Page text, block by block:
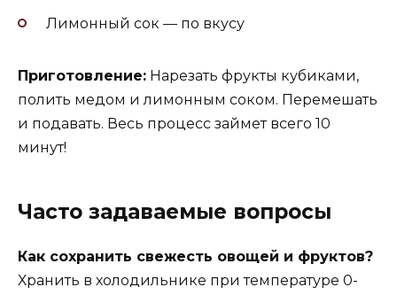
Лимонный сок — по вкусу
Приготовление: Нарезать фрукты кубиками,
полить медом и лимонным соком. Перемешать
и подавать. Весь процесс займет всего 10
минут!
Часто задаваемые вопросы
Как сохранить свежесть овощей и фруктов?
Хранить в холодильнике при температуре 0-